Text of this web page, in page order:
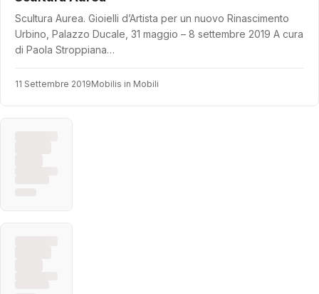
Scultura Aurea. Gioielli d’Artista per un nuovo Rinascimento
Urbino, Palazzo Ducale, 31 maggio – 8 settembre 2019 A cura
di Paola Stroppiana…
11 Settembre 2019Mobilis in Mobili